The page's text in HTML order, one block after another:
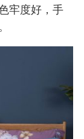
牢度好，手